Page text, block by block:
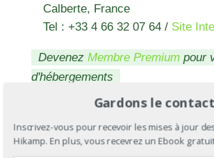
Calberte, France
Tel : +33 4 66 32 07 64/ Site
Devenez Membre Premiumpour
d'hébergements
Gardons le contact
Inscrivez-vous pour recevoir les mises à jour
Hikamp. En plus, vous recevrez un Ebook